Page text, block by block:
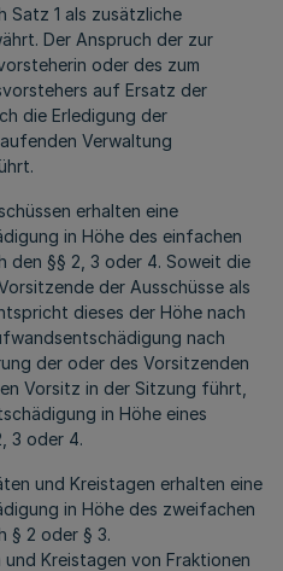
Satz 1 als zusätzliche
Der Anspruch der zur
oder des zum
auf Ersatz der
die Erledigung der
Verwaltung
erhalten eine
in Höhe des einfachen
den §§ 2, 3 oder 4. Soweit die
der Ausschüsse als
dieses der Höhe nach
nach
der oder des Vorsitzenden
Vorsitz in der Sitzung führt,
in Höhe eines
3 oder 4.
und Kreistagen erhalten eine
in Höhe des zweifachen
§ 2 oder § 3.
Kreistagen von Fraktionen